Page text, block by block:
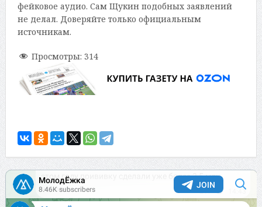
фейковое аудио. Сам Щукин подобных заявлений
не делал. Доверяйте только официальным
источникам.
Просмотры: 314